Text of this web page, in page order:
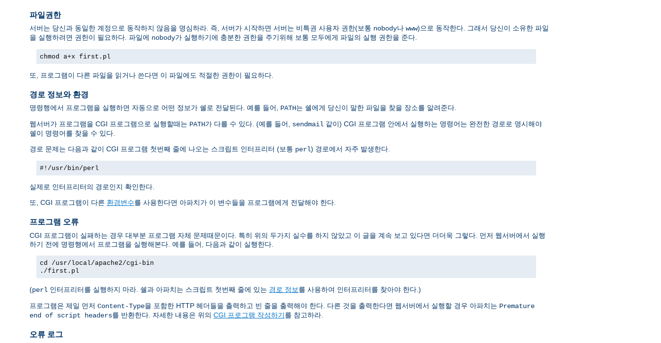
파일권한
서버는 당신과 동일한 계정으로 동작하지 않음을 명심하라. 즉, 서버가 시작하면 서버는 비특권 사용자 권한(보통 nobody나 www)으로 동작한다. 그래서 당신이 소유한 파일
을 실행하려면 권한이 필요하다. 파일에 nobody가 실행하기에 충분한 권한을 주기위해 보통 모두에게 파일의 실행 권한을 준다.
chmod a+x first.pl
또, 프로그램이 다른 파일을 읽거나 쓴다면 이 파일에도 적절한 권한이 필요하다.
경로 정보와 환경
명령행에서 프로그램을 실행하면 자동으로 어떤 정보가 쉘로 전달된다. 예를 들어, PATH는 쉘에게 당신이 말한 파일을 찾을 장소를 알려준다.
웹서버가 프로그램을 CGI 프로그램으로 실행할때는 PATH가 다를 수 있다. (예를 들어, sendmail 같이) CGI 프로그램 안에서 실행하는 명령어는 완전한 경로로 명시해야
쉘이 명령어를 찾을 수 있다.
경로 문제는 다음과 같이 CGI 프로그램 첫번째 줄에 나오는 스크립트 인터프리터 (보통 perl) 경로에서 자주 발생한다.
#!/usr/bin/perl
실제로 인터프리터의 경로인지 확인한다.
또, CGI 프로그램이 다른 환경변수를 사용한다면 아파치가 이 변수들을 프로그램에게 전달해야 한다.
프로그램 오류
CGI 프로그램이 실패하는 경우 대부분 프로그램 자체 문제때문이다. 특히 위의 두가지 실수를 하지 않았고 이 글을 계속 보고 있다면 더더욱 그렇다. 먼저 웹서버에서 실행
하기 전에 명령행에서 프로그램을 실행해본다. 예를 들어, 다음과 같이 실행한다.
cd /usr/local/apache2/cgi-bin
./first.pl
(perl 인터프리터를 실행하지 마라. 쉘과 아파치는 스크립트 첫번째 줄에 있는 경로 정보를 사용하여 인터프리터를 찾아야 한다.)
프로그램은 제일 먼저 Content-Type을 포함한 HTTP 헤더들을 출력하고 빈 줄을 출력해야 한다. 다른 것을 출력한다면 웹서버에서 실행할 경우 아파치는 Premature
end of script headers를 반환한다. 자세한 내용은 위의 CGI 프로그램 작성하기를 참고하라.
오류 로그